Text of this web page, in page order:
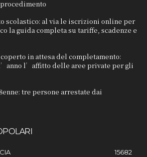
scolastico: al via le iscrizioni online per
la guida completa su tariffe, scadenze e
in attesa del completamento:
l’affitto delle aree private per gli
tre persone arrestate dai
15682